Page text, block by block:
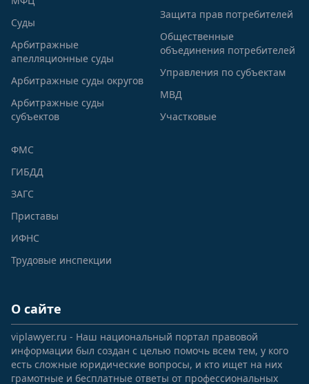
Суды
Арбитражные
апелляционные суды
Арбитражные суды округов
Арбитражные суды
субъектов
Защита прав потребителей
Общественные
объединения потребителей
Управления по субъектам
МВД
Участковые
ФМС
ГИБДД
ЗАГС
Приставы
ИФНС
Трудовые инспекции
О сайте
viplawyer.ru - Наш национальный портал правовой
информации был создан с целью помочь всем тем, у кого
есть сложные юридические вопросы, и кто ищет на них
грамотные и бесплатные ответы от профессиональных